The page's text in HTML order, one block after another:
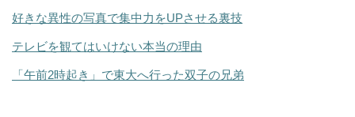
好きな異性の写真で集中力をUPさせる裏技
テレビを観てはいけない本当の理由
「午前2時起き」で東大へ行った双子の兄弟